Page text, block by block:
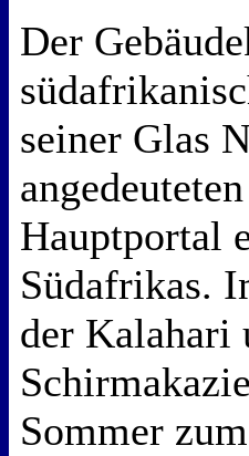
Der
seiner Glas
Hauptportal
Südafrikas.
der Kalahari
Sommer